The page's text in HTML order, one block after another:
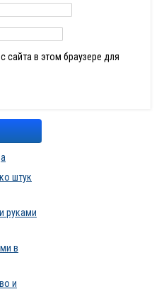
сайта в этом браузере для
штук
руками
в
и